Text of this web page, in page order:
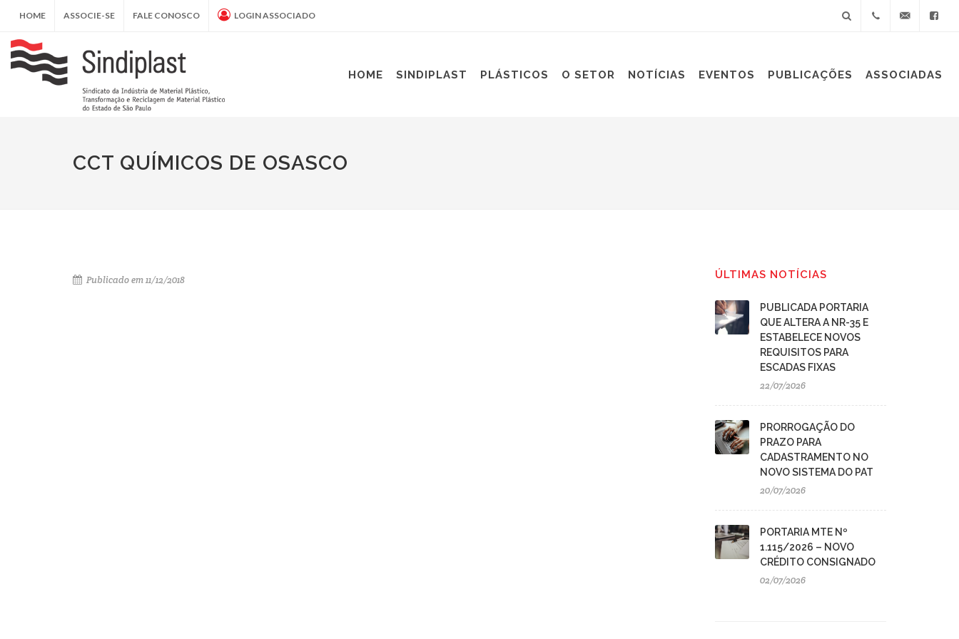
HOME ASSOCIE-SE FALE CONOSCO LOGIN ASSOCIADO
3060-
HOME SINDIPLAST PLÁSTICOS O SETOR NOTÍCIAS EVENTOS PUBLICAÇÕES ASSOCIADAS
CCT QUÍMICOS DE OSASCO
Publicado em 11/12/2018 ÚLTIMAS NOTÍCIAS
PUBLICADA PORTARIA
QUE ALTERA A NR-35 E
ESTABELECE NOVOS
REQUISITOS PARA
ESCADAS FIXAS
22/07/2026
PRORROGAÇÃO DO
PRAZO PARA
CADASTRAMENTO NO
NOVO SISTEMA DO PAT
20/07/2026
PORTARIA MTE Nº
1.115/2026 – NOVO
CRÉDITO CONSIGNADO
02/07/2026